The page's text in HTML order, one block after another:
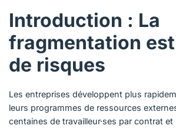
Introduction : La
fragmentation
de risques
Les entreprises développent plus
leurs programmes de ressources
centaines de travailleur·ses par contrat